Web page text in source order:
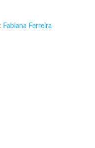
Fabiana Ferreira